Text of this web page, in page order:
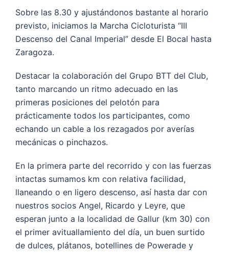
Sobre las 8.30 y ajustándonos bastante al horario
previsto, iniciamos la Marcha Cicloturista “III
Descenso del Canal Imperial” desde El Bocal hasta
Zaragoza.
Destacar la colaboración del Grupo BTT del Club,
tanto marcando un ritmo adecuado en las
primeras posiciones del pelotón para
prácticamente todos los participantes, como
echando un cable a los rezagados por averías
mecánicas o pinchazos.
En la primera parte del recorrido y con las fuerzas
intactas sumamos km con relativa facilidad,
llaneando o en ligero descenso, así hasta dar con
nuestros socios Angel, Ricardo y Leyre, que
esperan junto a la localidad de Gallur (km 30) con
el primer avituallamiento del día, un buen surtido
de dulces, plátanos, botellines de Powerade y